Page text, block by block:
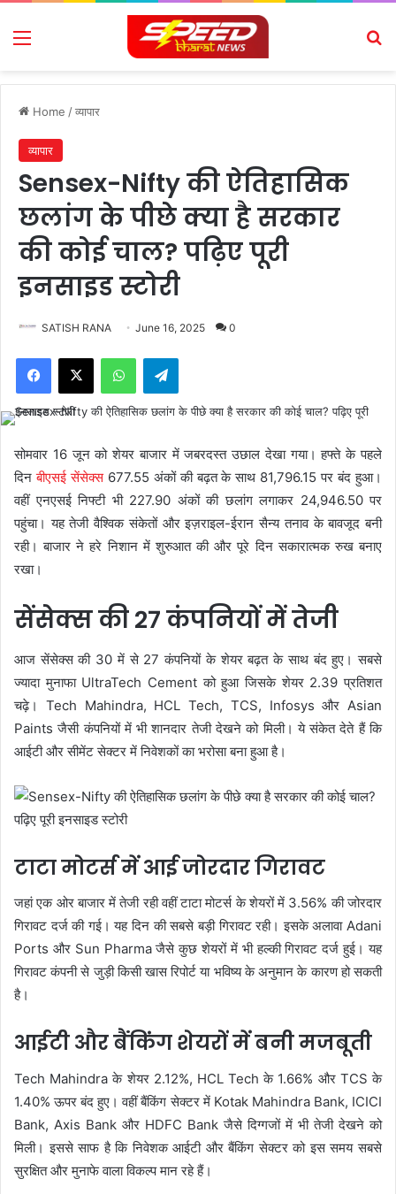
Menu
Home /व्यापार
व्यापार
Sensex-Nifty की ऐतिहासिक
छलांग के पीछे क्या है सरकार
की कोई चाल? पढ़िए पूरी
इनसाइड स्टोरी
SATISH RANA June 16, 2025 0
Facebook
X WhatsAppTelegram
सोमवार 16 जून को शेयर बाजार में जबरदस्त उछाल देखा गया। हफ्ते के पहले
दिनबीएसई सेंसेक्स677.55 अंकों की बढ़त के साथ 81,796.15 पर बंद हुआ।
वहीं एनएसई निफ्टी भी 227.90 अंकों की छलांग लगाकर 24,946.50 पर
पहुंचा। यह तेजी वैश्विक संकेतों और इज़राइल-ईरान सैन्य तनाव के बावजूद बनी
रही। बाजार ने हरे निशान में शुरुआत की और पूरे दिन सकारात्मक रुख बनाए
रखा।
सेंसेक्स की 27 कंपनियों में तेजी
आज सेंसेक्स की 30 में से 27 कंपनियों के शेयर बढ़त के साथ बंद हुए। सबसे
ज्यादा मुनाफा UltraTech Cement को हुआ जिसके शेयर 2.39 प्रतिशत
चढ़े। Tech Mahindra, HCL Tech, TCS, Infosys और Asian
Paints जैसी कंपनियों में भी शानदार तेजी देखने को मिली। ये संकेत देते हैं कि
आईटी और सीमेंट सेक्टर में निवेशकों का भरोसा बना हुआ है।
टाटा मोटर्स में आई जोरदार गिरावट
जहां एक ओर बाजार में तेजी रही वहीं टाटा मोटर्स के शेयरों में 3.56% की जोरदार
गिरावट दर्ज की गई। यह दिन की सबसे बड़ी गिरावट रही। इसके अलावा Adani
Ports और Sun Pharma जैसे कुछ शेयरों में भी हल्की गिरावट दर्ज हुई। यह
गिरावट कंपनी से जुड़ी किसी खास रिपोर्ट या भविष्य के अनुमान के कारण हो सकती
है।
आईटी और बैंकिंग शेयरों में बनी मजबूती
Tech Mahindra के शेयर 2.12%, HCL Tech के 1.66% और TCS के
1.40% ऊपर बंद हुए। वहीं बैंकिंग सेक्टर में Kotak Mahindra Bank, ICICI
Bank, Axis Bank और HDFC Bank जैसे दिग्गजों में भी तेजी देखने को
मिली। इससे साफ है कि निवेशक आईटी और बैंकिंग सेक्टर को इस समय सबसे
सुरक्षित और मुनाफे वाला विकल्प मान रहे हैं।